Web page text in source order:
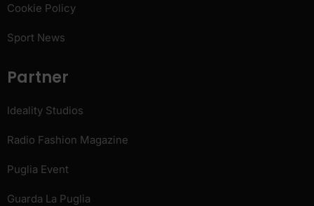
Cookie Policy
Sport News
Partner
Ideality Studios
Radio Fashion Magazine
Puglia Event
Guarda La Puglia